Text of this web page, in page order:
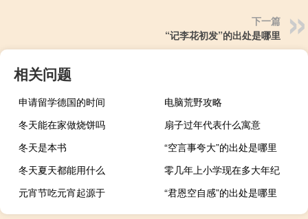
下一篇
“记李花初发”的出处是哪里
相关问题
申请留学德国的时间
电脑荒野攻略
冬天能在家做烧饼吗
扇子过年代表什么寓意
冬天是本书
“空言事夸大”的出处是哪里
冬天夏天都能用什么
零几年上小学现在多大年纪
元宵节吃元宵起源于
“君恩空自感”的出处是哪里